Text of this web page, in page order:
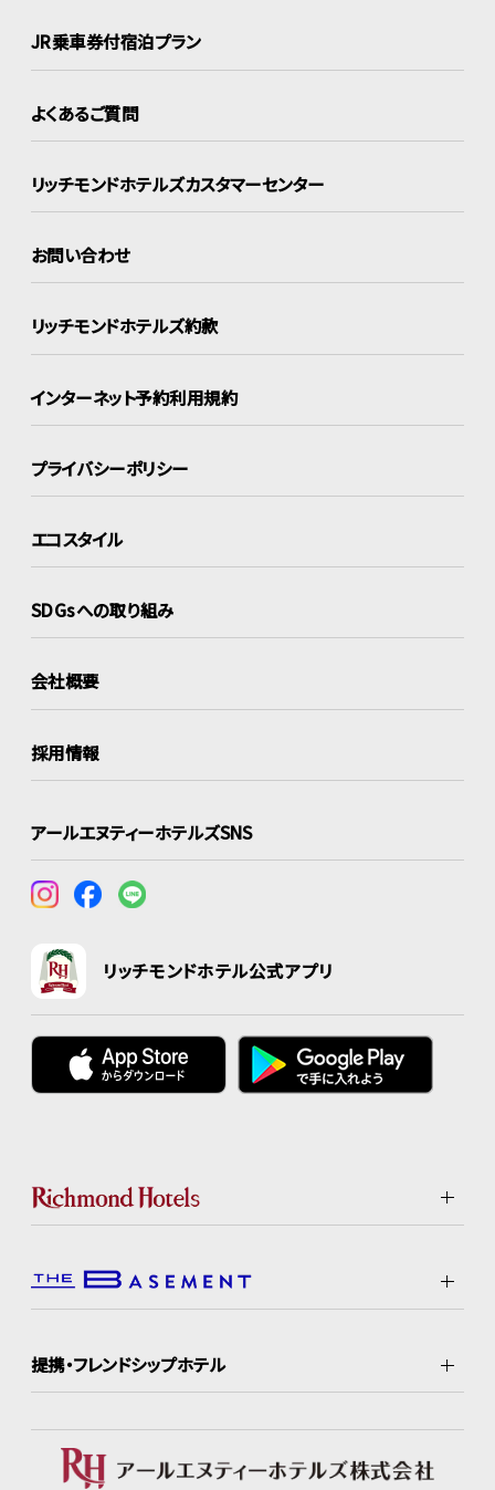
JR乗車券付宿泊プラン
よくあるご質問
リッチモンドホテルズカスタマーセンター
お問い合わせ
リッチモンドホテルズ約款
インターネット予約利用規約
プライバシーポリシー
エコスタイル
SDGsへの取り組み
会社概要
採用情報
アールエヌティーホテルズSNS
リッチモンドホテル公式アプリ
提携・フレンドシップホテル